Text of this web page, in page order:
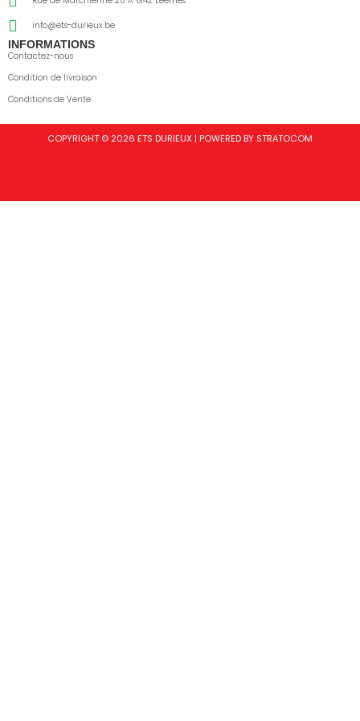
info@ets-durieux.be
INFORMATIONS
Contactez-nous
Condition de livraison
Conditions de Vente
COPYRIGHT © 2026 ETS DURIEUX | POWERED BY STRATOCOM